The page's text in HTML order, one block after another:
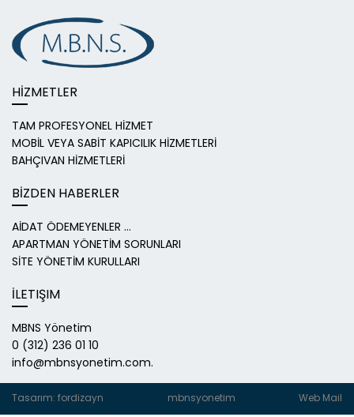
HİZMETLER
TAM PROFESYONEL HİZMET
MOBİL VEYA SABİT KAPICILIK HİZMETLERİ
BAHÇIVAN HİZMETLERİ
BİZDEN HABERLER
AİDAT ÖDEMEYENLER ...
APARTMAN YÖNETİM SORUNLARI
SİTE YÖNETİM KURULLARI
İLETIŞIM
MBNS Yönetim
0 (312) 236 01 10
info@mbnsyonetim.com.
Tasarım: fordizayn mbnsyonetim Web Mail